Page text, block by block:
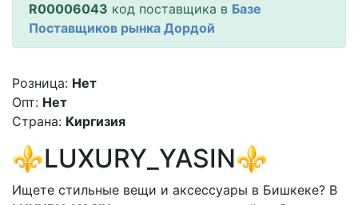
R00006043 код поставщика в Базе
Поставщиков рынка Дордой
Розница: Нет
Опт: Нет
Страна: Киргизия
⚜️LUXURY_YASIN⚜️
Ищете стильные вещи и аксессуары в Бишкеке? В